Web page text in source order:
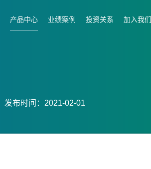
产品中心 业绩案例 投资关系 加入我们
发布时间：2021-02-01